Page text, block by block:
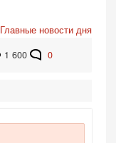
Главные новости дня
1 600
0